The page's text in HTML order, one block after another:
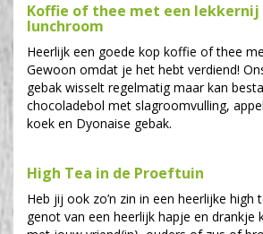
Koffie of thee met een lekkernij
lunchroom
Heerlijk een goede kop koffie of thee
Gewoon omdat je het hebt verdiend!
gebak wisselt regelmatig maar kan
chocoladebol met slagroomvulling,
koek en Dyonaise gebak.
High Tea in de Proeftuin
Heb jij ook zo’n zin in een heerlijke high
genot van een heerlijk hapje en drankje